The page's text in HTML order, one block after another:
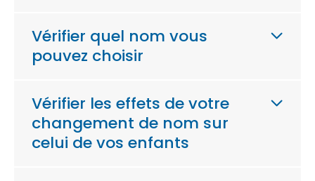
Vérifier quel nom vous
pouvez choisir
Vérifier les effets de votre
changement de nom sur
celui de vos enfants